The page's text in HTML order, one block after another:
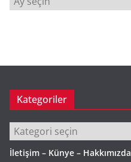
Kategoriler
Kategoriler
İletişim – Künye – Hakkımızda